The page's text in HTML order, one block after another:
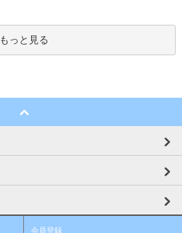
もっと見る
会員登録